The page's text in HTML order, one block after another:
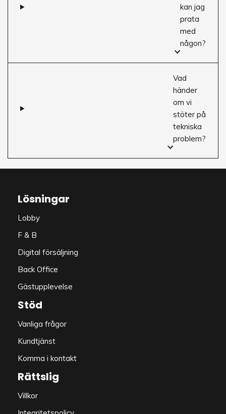
kan jag
prata
med
någon?
Vad
händer
om vi
stöter på
tekniska
problem?
Lösningar
Lobby
F & B
Digital försäljning
Back Office
Gästupplevelse
Stöd
Vanliga frågor
Kundtjänst
Komma i kontakt
Rättslig
Villkor